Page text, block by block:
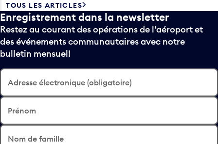
TOUS LES ARTICLES
Enregistrement dans la newsletter
Restez au courant des opérations de l’aéroport et
des événements communautaires avec notre
bulletin mensuel!
Adresse électronique (obligatoire)
Prénom
Nom de famille